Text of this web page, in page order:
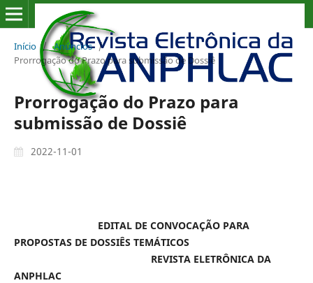
Início / Anúncios /
Prorrogação do Prazo para submissão de Dossiê
Prorrogação do Prazo para
submissão de Dossiê
2022-11-01
EDITAL DE CONVOCAÇÃO PARA
PROPOSTAS DE DOSSIÊS TEMÁTICOS
REVISTA ELETRÔNICA DA
ANPHLAC